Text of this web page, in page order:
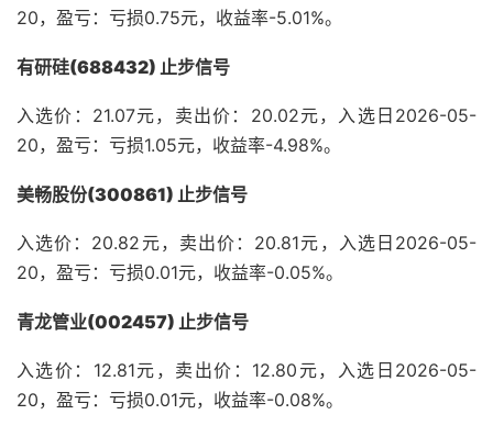
20，盈亏：亏损0.75元，收益率-5.01%。
有研硅(688432) 止步信号
入选价：21.07元，卖出价：20.02元，入选日2026-05-
20，盈亏：亏损1.05元，收益率-4.98%。
美畅股份(300861) 止步信号
入选价：20.82元，卖出价：20.81元，入选日2026-05-
20，盈亏：亏损0.01元，收益率-0.05%。
青龙管业(002457) 止步信号
入选价：12.81元，卖出价：12.80元，入选日2026-05-
20，盈亏：亏损0.01元，收益率-0.08%。